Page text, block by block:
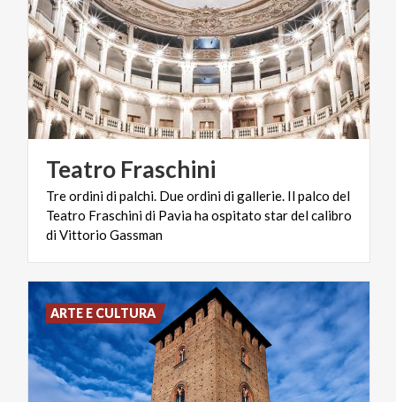
Teatro Fraschini
Tre ordini di palchi. Due ordini di gallerie. Il palco del
Teatro Fraschini di Pavia ha ospitato star del calibro
di Vittorio Gassman
ARTE E CULTURA